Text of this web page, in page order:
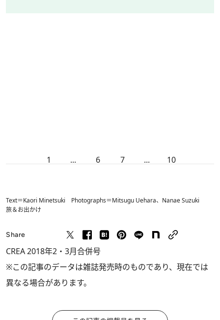
1 ... 6 7 ... 10
Text＝Kaori Minetsuki Photographs＝Mitsugu Uehara、Nanae Suzuki
旅＆お出かけ
Share
CREA 2018年2・3月合併号
※この記事のデータは雑誌発売時のものであり、現在では
異なる場合があります。